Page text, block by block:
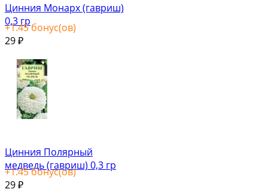
Цинния Монарх (гавриш)
0,3 гр
+1.45 бонус(ов)
29 ₽
Цинния Полярный
медведь (гавриш) 0,3 гр
+1.45бонус(ов)
29 ₽